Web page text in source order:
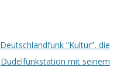
Deutschlandfunk “Kultur”, die
Dudelfunkstation mit seinem